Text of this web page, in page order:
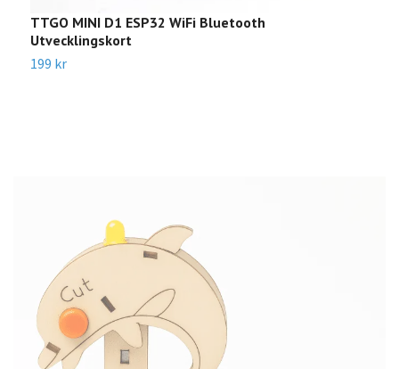
TTGO MINI D1 ESP32 WiFi Bluetooth
Utvecklingskort
199 kr